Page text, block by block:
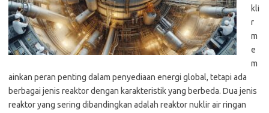
kli
r
m
e
m
ainkan peran penting dalam penyediaan energi global, tetapi ada
berbagai jenis reaktor dengan karakteristik yang berbeda. Dua jenis
reaktor yang sering dibandingkan adalah reaktor nuklir air ringan